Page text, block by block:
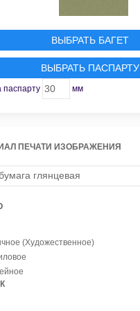
ВЫБРАТЬ БАГЕТ
ВЫБРАТЬ ПАСПАРТУ
мм
ПЕЧАТИ ИЗОБРАЖЕНИЯ
(Художественное)